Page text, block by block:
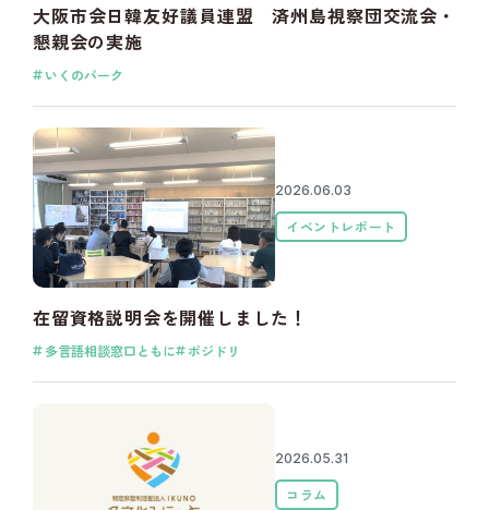
大阪市会日韓友好議員連盟 済州島視察団交流会・
懇親会の実施
いくのパーク
2026.06.03
イベントレポート
在留資格説明会を開催しました！
多言語相談窓口ともに ポジドリ
2026.05.31
コラム